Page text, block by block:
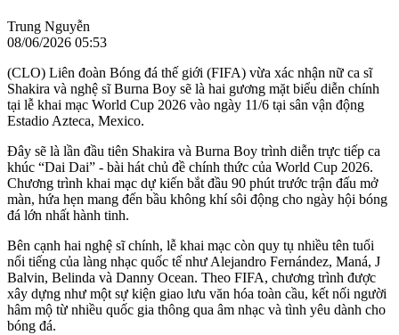
Trung Nguyễn
08/06/2026 05:53
(CLO) Liên đoàn Bóng đá thế giới (FIFA) vừa xác nhận nữ ca sĩ
Shakira và nghệ sĩ Burna Boy sẽ là hai gương mặt biểu diễn chính
tại lễ khai mạc World Cup 2026 vào ngày 11/6 tại sân vận động
Estadio Azteca, Mexico.
Đây sẽ là lần đầu tiên Shakira và Burna Boy trình diễn trực tiếp ca
khúc “Dai Dai” - bài hát chủ đề chính thức của World Cup 2026.
Chương trình khai mạc dự kiến bắt đầu 90 phút trước trận đấu mở
màn, hứa hẹn mang đến bầu không khí sôi động cho ngày hội bóng
đá lớn nhất hành tinh.
Bên cạnh hai nghệ sĩ chính, lễ khai mạc còn quy tụ nhiều tên tuổi
nổi tiếng của làng nhạc quốc tế như Alejandro Fernández, Maná, J
Balvin, Belinda và Danny Ocean. Theo FIFA, chương trình được
xây dựng như một sự kiện giao lưu văn hóa toàn cầu, kết nối người
hâm mộ từ nhiều quốc gia thông qua âm nhạc và tình yêu dành cho
bóng đá.